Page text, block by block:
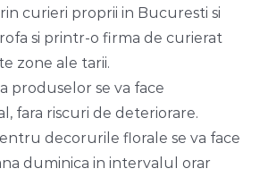
curieri proprii in Bucuresti si
si printr-o firma de curierat
zone ale tarii.
produselor se va face
fara riscuri de deteriorare.
decorurile florale se va face
duminica in intervalul orar